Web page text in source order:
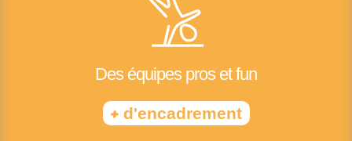
Des équipes pros et fun
+d'encadrement